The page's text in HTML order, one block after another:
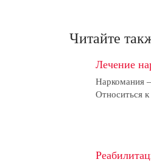
Читайте
Лечение
Наркомания
Относиться